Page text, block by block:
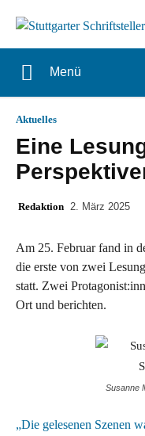
Menü
Aktuelles
Eine
Redaktion 2. März 2025
Am 25. Februar fand in
die erste von zwei
statt. Zwei
Ort und berichten.
Susanne
„Die gelesenen Szenen